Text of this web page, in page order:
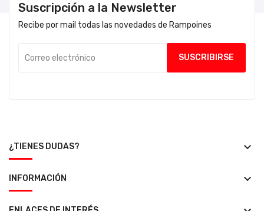
Suscripción a la Newsletter
Recibe por mail todas las novedades de Rampoines
¿TIENES DUDAS? keyboard_arrow_down
INFORMACIÓN keyboard_arrow_down